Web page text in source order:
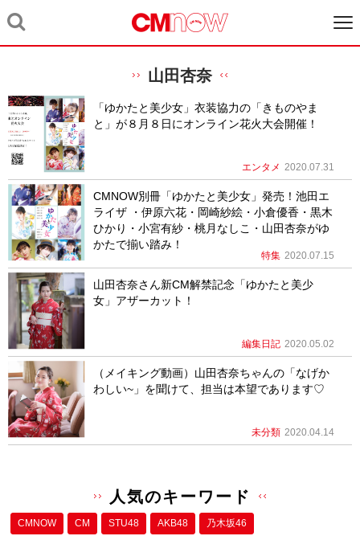
山田杏奈
「ゆかたと美少女」衣装協力の「きものやま
と」が８月８日にオンライン花火大会開催！
エンタメ 2020.07.31
CMNOW別冊「ゆかたと美少女」発売！池田エ
ライザ ・伊原六花・岡崎紗絵・小倉優香・黒木
ひかり・小宮有紗・桃月なしこ・山田杏奈がゆ
かたで揃い踏み！
特集 2020.07.15
山田杏奈さん新CM解禁記念「ゆかたと美少
女」アザーカット！
編集日記 2020.05.02
（メイキング動画）山田杏奈ちゃんの「なげか
わしい~」を聞けて、担当は本望であります♡
未分類 2020.04.14
人気のキーワード
CMNOW CM STU48 AKB48 乃木坂46